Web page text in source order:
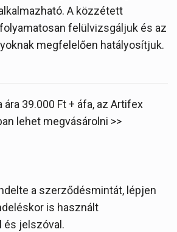
A közzétett
felülvizsgáljuk és az
megfelelően hatályosítjuk.
39.000 Ft + áfa, az Artifex
lehet megvásárolni >>
a szerződésmintát, lépjen
is használt
és jelszóval.